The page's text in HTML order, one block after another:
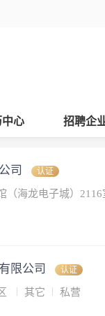
心 招聘企
司 认证
（海龙电子城）
限公司 认证
其它 私营